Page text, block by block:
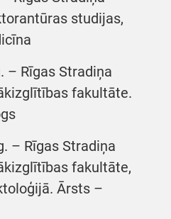
studijas,
– Rīgas Stradiņa
fakultāte.
– Rīgas Stradiņa
fakultāte,
Ārsts –